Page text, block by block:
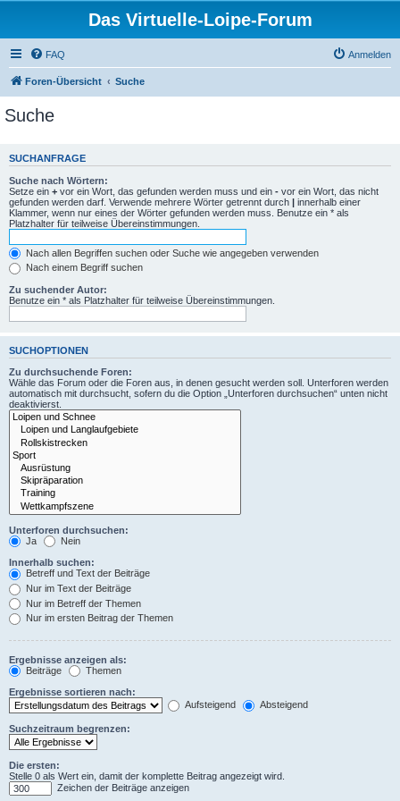
Das Virtuelle-Loipe-Forum
FAQ Anmelden
Foren-Übersicht Suche
Suche
SUCHANFRAGE
Suche nach Wörtern:
Setze ein + vor ein Wort, das gefunden werden muss und ein - vor ein Wort, das nicht
gefunden werden darf. Verwende mehrere Wörter getrennt durch | innerhalb einer
Klammer, wenn nur eines der Wörter gefunden werden muss. Benutze ein * als
Platzhalter für teilweise Übereinstimmungen.
Nach allen Begriffen suchen oder Suche wie angegeben verwenden
Nach einem Begriff suchen
Zu suchender Autor:
Benutze ein * als Platzhalter für teilweise Übereinstimmungen.
SUCHOPTIONEN
Zu durchsuchende Foren:
Wähle das Forum oder die Foren aus, in denen gesucht werden soll. Unterforen werden
automatisch mit durchsucht, sofern du die Option „Unterforen durchsuchen“ unten nicht
deaktivierst.
Unterforen durchsuchen:
Ja
Nein
Innerhalb suchen:
Betreff und Text der Beiträge
Nur im Text der Beiträge
Nur im Betreff der Themen
Nur im ersten Beitrag der Themen
Ergebnisse anzeigen als:
Beiträge
Themen
Ergebnisse sortieren nach:
Aufsteigend
Absteigend
Suchzeitraum begrenzen:
Die ersten:
Stelle 0 als Wert ein, damit der komplette Beitrag angezeigt wird.
Zeichen der Beiträge anzeigen